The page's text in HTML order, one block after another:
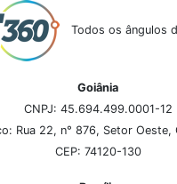
Todos os ângulos
Goiânia
CNPJ: 45.694.499.0001-12
Rua 22, n° 876, Setor Oeste,
CEP: 74120-130